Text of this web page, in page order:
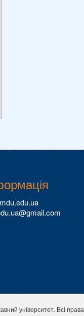
університет. Всі